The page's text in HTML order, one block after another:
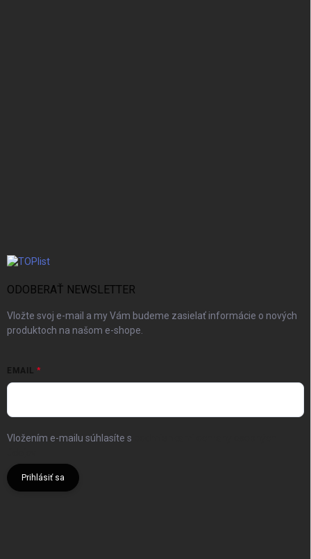
ODOBERAŤ NEWSLETTER
Vložte svoj e-mail a my Vám budeme zasielať informácie o nových
produktoch na našom e-shope.
EMAIL
Vložením e-mailu súhlasíte s
Prihlásiť sa